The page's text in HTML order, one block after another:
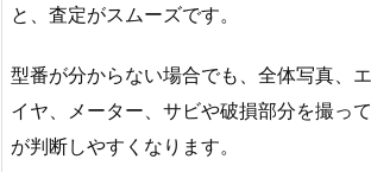
と、査定がスムーズです。
型番が分からない場合でも、全体写真、
イヤ、メーター、サビや破損部分を撮っ
が判断しやすくなります。